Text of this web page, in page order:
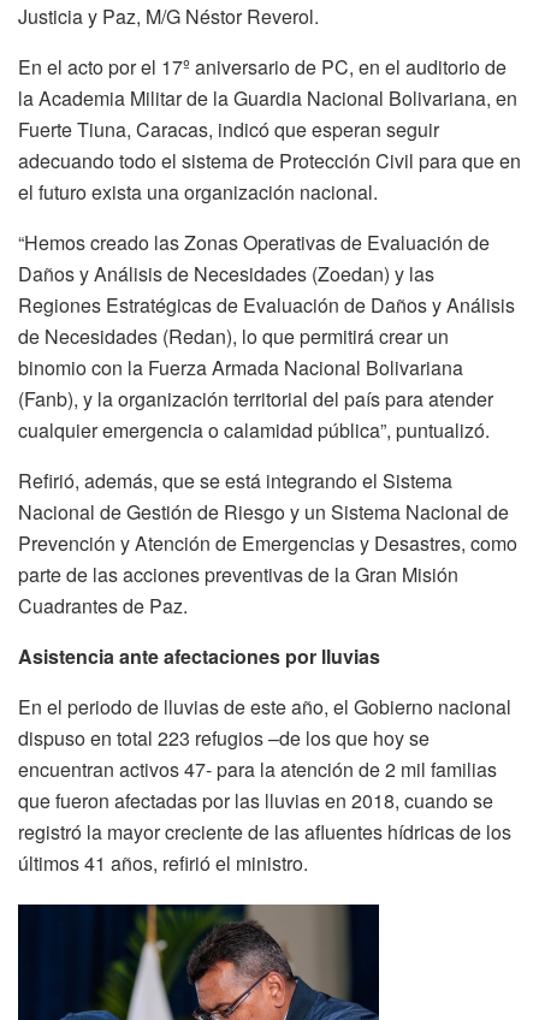
Justicia y Paz, M/G Néstor Reverol.
En el acto por el 17º aniversario de PC, en el auditorio de
la Academia Militar de la Guardia Nacional Bolivariana, en
Fuerte Tiuna, Caracas, indicó que esperan seguir
adecuando todo el sistema de Protección Civil para que en
el futuro exista una organización nacional.
“Hemos creado las Zonas Operativas de Evaluación de
Daños y Análisis de Necesidades (Zoedan) y las
Regiones Estratégicas de Evaluación de Daños y Análisis
de Necesidades (Redan), lo que permitirá crear un
binomio con la Fuerza Armada Nacional Bolivariana
(Fanb), y la organización territorial del país para atender
cualquier emergencia o calamidad pública”, puntualizó.
Refirió, además, que se está integrando el Sistema
Nacional de Gestión de Riesgo y un Sistema Nacional de
Prevención y Atención de Emergencias y Desastres, como
parte de las acciones preventivas de la Gran Misión
Cuadrantes de Paz.
Asistencia ante afectaciones por lluvias
En el periodo de lluvias de este año, el Gobierno nacional
dispuso en total 223 refugios –de los que hoy se
encuentran activos 47- para la atención de 2 mil familias
que fueron afectadas por las lluvias en 2018, cuando se
registró la mayor creciente de las afluentes hídricas de los
últimos 41 años, refirió el ministro.